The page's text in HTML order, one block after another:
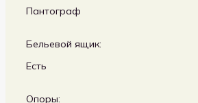
Пантограф
Бельевой ящик:
Есть
Опоры: